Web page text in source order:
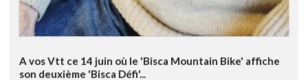
A vos Vtt ce 14 juin où le 'Bisca Mountain Bike' affiche
son deuxième 'Bisca Défi'...